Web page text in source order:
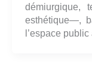
démiurgique,
esthétique—,
l’espace public